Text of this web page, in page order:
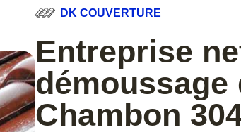
DK COUVERTURE
Entreprise
démoussage
Chambon